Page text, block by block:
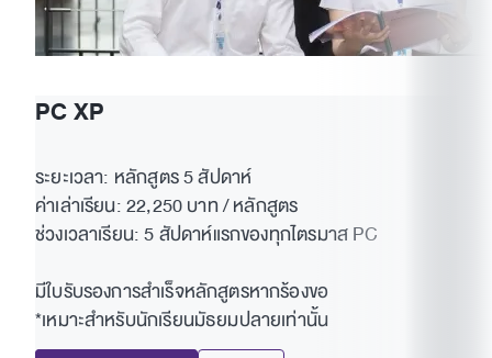
PC XP
ระยะเวลา: หลักสูตร 5 สัปดาห์
ค่าเล่าเรียน: 22,250 บาท / หลักสูตร
ช่วงเวลาเรียน: 5 สัปดาห์แรกของทุกไตรมาส PC
มีใบรับรองการสำเร็จหลักสูตรหากร้องขอ
*เหมาะสำหรับนักเรียนมัธยมปลายเท่านั้น